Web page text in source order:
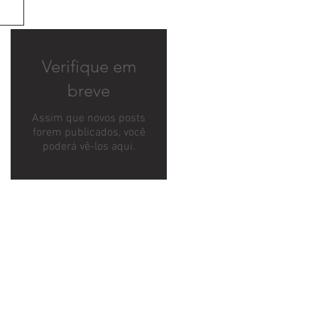
Verifique em
breve
Assim que novos posts
forem publicados, você
poderá vê-los aqui.